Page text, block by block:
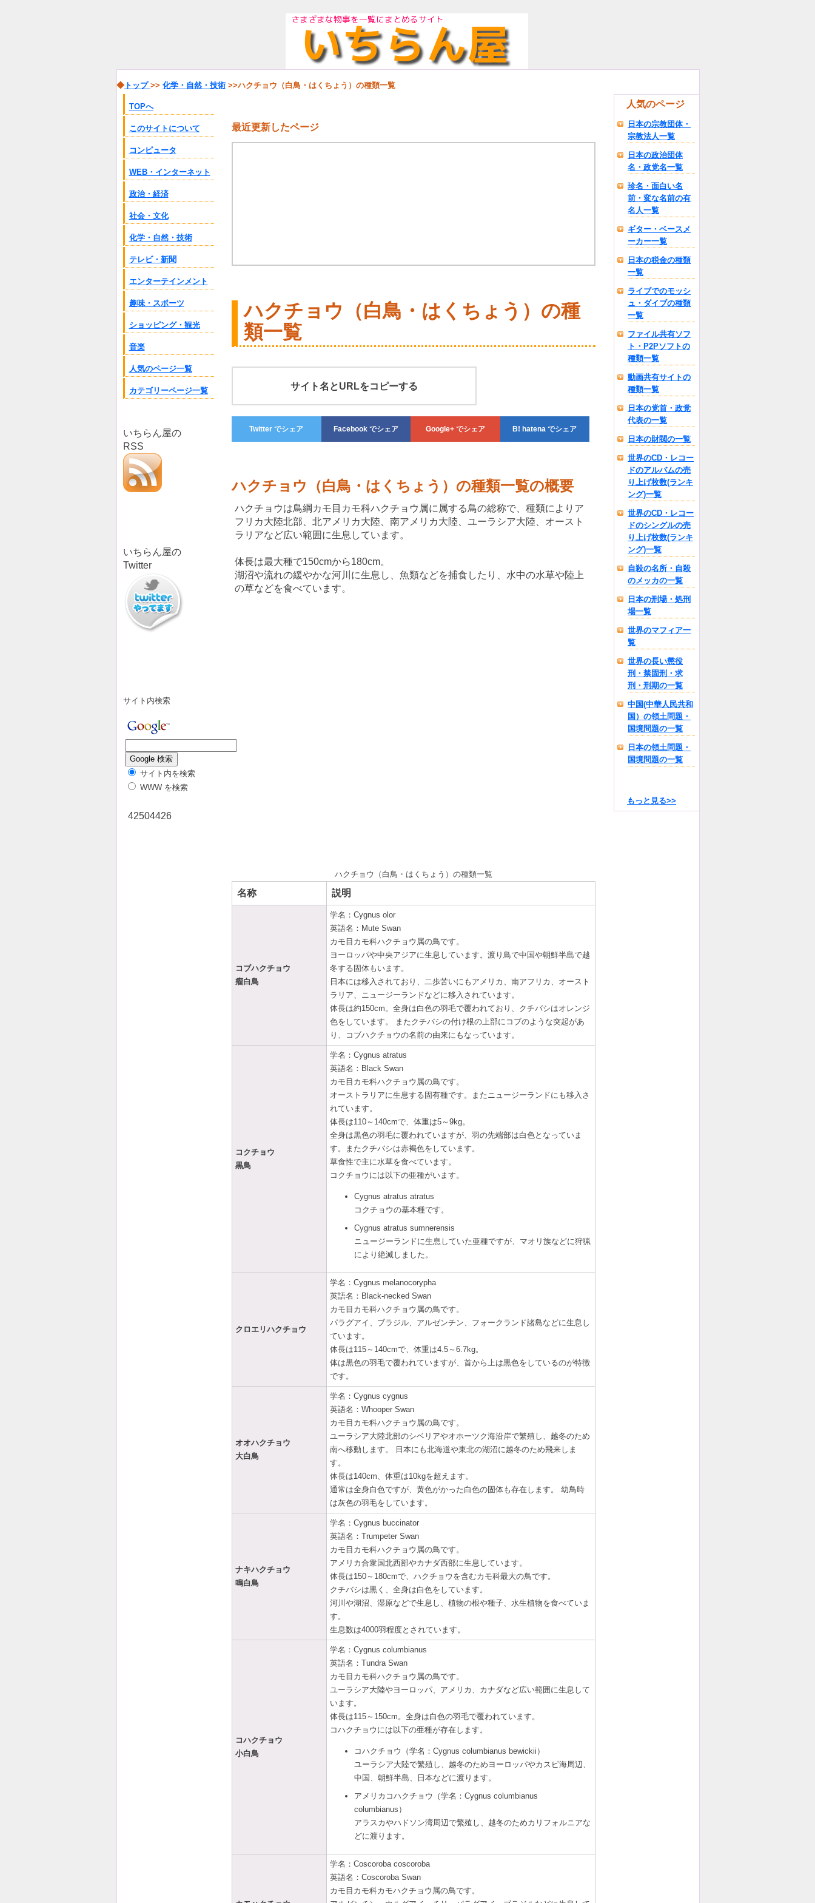
人気のページ
日本の宗教団体・
宗教法人一覧
日本の政治団体
名・政党名一覧
珍名・面白い名
前・変な名前の有
名人一覧
ギター・ベースメ
ーカー一覧
日本の税金の種類
一覧
ライブでのモッシ
ュ・ダイブの種類
一覧
ファイル共有ソフ
ト・P2Pソフトの
種類一覧
動画共有サイトの
種類一覧
日本の党首・政党
代表の一覧
日本の財閥の一覧
世界のCD・レコー
ドのアルバムの売
り上げ枚数(ランキ
ング)一覧
世界のCD・レコー
ドのシングルの売
り上げ枚数(ランキ
ング)一覧
自殺の名所・自殺
のメッカの一覧
日本の刑場・処刑
場一覧
世界のマフィア一
覧
世界の長い懲役
刑・禁固刑・求
刑・刑期の一覧
中国(中華人民共和
国）の領土問題・
国境問題の一覧
日本の領土問題・
国境問題の一覧
もっと見る>>
最近更新したページ
ハクチョウ（白鳥・はくちょう）の種
類一覧
サイト名とURLをコピーする
Twitter でシェア Facebookでシェア Google+でシェア hatena でシェア
ハクチョウ（白鳥・はくちょう）の種類一覧の概要
ハクチョウは鳥綱カモ目カモ科ハクチョウ属に属する鳥の総称で、種類によりア
フリカ大陸北部、北アメリカ大陸、南アメリカ大陸、ユーラシア大陸、オースト
ラリアなど広い範囲に生息しています。
体長は最大種で150cmから180cm。
湖沼や流れの緩やかな河川に生息し、魚類などを捕食したり、水中の水草や陸上
の草などを食べています。
ハクチョウ（白鳥・はくちょう）の種類一覧
名称 説明
コブハクチョウ
瘤白鳥
学名：Cygnus olor
英語名：Mute Swan
カモ目カモ科ハクチョウ属の鳥です。
ヨーロッパや中央アジアに生息しています。渡り鳥で中国や朝鮮半島で越
冬する固体もいます。
日本には移入されており、二歩苦いにもアメリカ、南アフリカ、オースト
ラリア、ニュージーランドなどに移入されています。
体長は約150cm。全身は白色の羽毛で覆われており、クチバシはオレンジ
色をしています。 またクチバシの付け根の上部にコブのような突起があ
り、コブハクチョウの名前の由来にもなっています。
コクチョウ
黒鳥
学名：Cygnus atratus
英語名：Black Swan
カモ目カモ科ハクチョウ属の鳥です。
オーストラリアに生息する固有種です。またニュージーランドにも移入さ
れています。
体長は110～140cmで、体重は5～9kg。
全身は黒色の羽毛に覆われていますが、羽の先端部は白色となっていま
す。またクチバシは赤褐色をしています。
草食性で主に水草を食べています。
コクチョウには以下の亜種がいます。
Cygnus atratus atratus
コクチョウの基本種です。
Cygnus atratus sumnerensis
ニュージーランドに生息していた亜種ですが、マオリ族などに狩猟
により絶滅しました。
クロエリハクチョウ
学名：Cygnus melanocorypha
英語名：Black-necked Swan
カモ目カモ科ハクチョウ属の鳥です。
パラグアイ、ブラジル、アルゼンチン、フォークランド諸島などに生息し
ています。
体長は115～140cmで、体重は4.5～6.7kg。
体は黒色の羽毛で覆われていますが、首から上は黒色をしているのが特徴
です。
オオハクチョウ
大白鳥
学名：Cygnus cygnus
英語名：Whooper Swan
カモ目カモ科ハクチョウ属の鳥です。
ユーラシア大陸北部のシベリアやオホーツク海沿岸で繁殖し、越冬のため
南へ移動します。 日本にも北海道や東北の湖沼に越冬のため飛来しま
す。
体長は140cm、体重は10kgを超えます。
通常は全身白色ですが、黄色がかった白色の固体も存在します。 幼鳥時
は灰色の羽毛をしています。
ナキハクチョウ
鳴白鳥
学名：Cygnus buccinator
英語名：Trumpeter Swan
カモ目カモ科ハクチョウ属の鳥です。
アメリカ合衆国北西部やカナダ西部に生息しています。
体長は150～180cmで、ハクチョウを含むカモ科最大の鳥です。
クチバシは黒く、全身は白色をしています。
河川や湖沼、湿原などで生息し、植物の根や種子、水生植物を食べていま
す。
生息数は4000羽程度とされています。
コハクチョウ
小白鳥
学名：Cygnus columbianus
英語名：Tundra Swan
カモ目カモ科ハクチョウ属の鳥です。
ユーラシア大陸やヨーロッパ、アメリカ、カナダなど広い範囲に生息して
います。
体長は115～150cm。全身は白色の羽毛で覆われています。
コハクチョウには以下の亜種が存在します。
コハクチョウ（学名：Cygnus columbianus bewickii）
ユーラシア大陸で繁殖し、越冬のためヨーロッパやカスピ海周辺、
中国、朝鮮半島、日本などに渡ります。
アメリカコハクチョウ（学名：Cygnus columbianus
columbianus）
アラスカやハドソン湾周辺で繁殖し、越冬のためカリフォルニアな
どに渡ります。
学名：Coscoroba coscoroba
英語名：Coscoroba Swan
カモ目カモ科カモハクチョウ属の鳥です。
TOPへ
このサイトについて
コンピュータ
WEB・インターネット
政治・経済
社会・文化
化学・自然・技術
テレビ・新聞
エンターテインメント
趣味・スポーツ
ショッピング・観光
音楽
人気のページ一覧
カテゴリーページ一覧
いちらん屋の
RSS
いちらん屋の
Twitter
サイト内検索
サイト内を検索
WWW を検索
42504426
◆ トップ >> 化学・自然・技術 >>ハクチョウ（白鳥・はくちょう）の種類一覧